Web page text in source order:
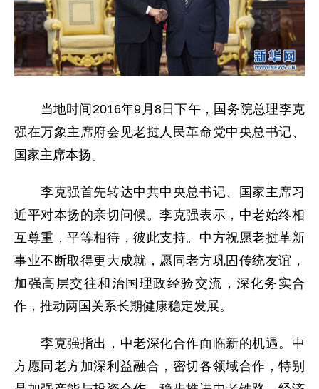
当地时间2016年9月8日下午，国务院总理李克
强在万象主席府会见老挝人民革命党中央总书记、
国家主席本扬。
李克强首先转达中共中央总书记、国家主席习
近平对本扬的亲切问候。李克强表示，中老始终相
互尊重，平等相待，彼此支持。中方祝愿老挝革新
事业不断取得更大成就，愿同老方巩固传统友谊，
加强高层交往和治国理政经验交流，深化务实合
作，推动两国关系长期健康稳定发展。
李克强指出，中老深化合作面临新的机遇。中
方愿同老方加深利益融合，密切各领域合作，特别